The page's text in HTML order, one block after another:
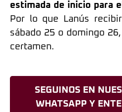
estimada de inicio para
Por lo que Lanús
sábado 25 o domingo
certamen.
SEGUINOS EN
WHATSAPP Y